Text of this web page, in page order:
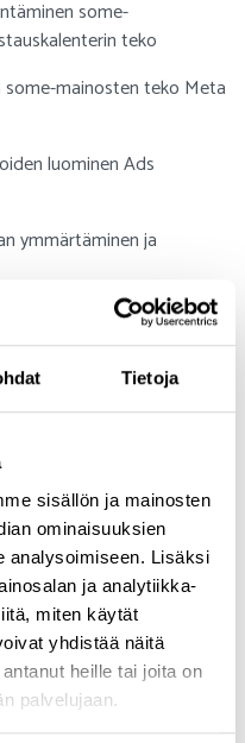
Tietoja
sisällön ja mainosten
ominaisuuksien
analysoimiseen. Lisäksi
ja analytiikka-
miten käytät
yhdistää näitä
heille tai joita on
palvelujaan.
some-
teko
mainosten teko Meta
luominen Ads
ymmärtäminen ja
läpikäyntiä
osana yritysten
osaavat viedä opitun
tehda
tehdä sekä
Business Suitessa että
Ads
lukea Metan tarjoamia
niitä tavoitteisiin ja